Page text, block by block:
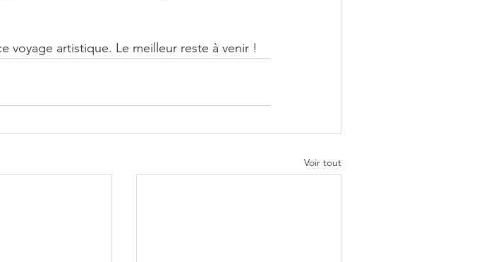
voyage artistique. Le meilleur reste à venir !
Voir tout